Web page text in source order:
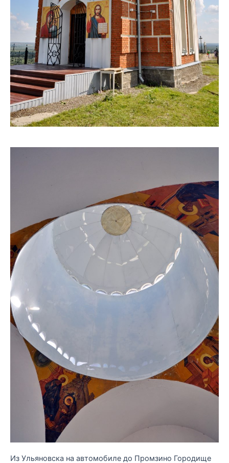
Из Ульяновска на автомобиле до Промзино Городище